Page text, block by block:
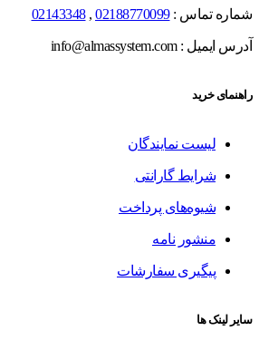
شماره تماس :02188770099
,
02143348
آدرس ایمیل : info@almassystem.com
راهنمای خرید
لیست نمایندگان
شرایط گارانتی
شیوه‌های پرداخت
منشور نامه
پیگیری سفارشات
سایر لینک ها